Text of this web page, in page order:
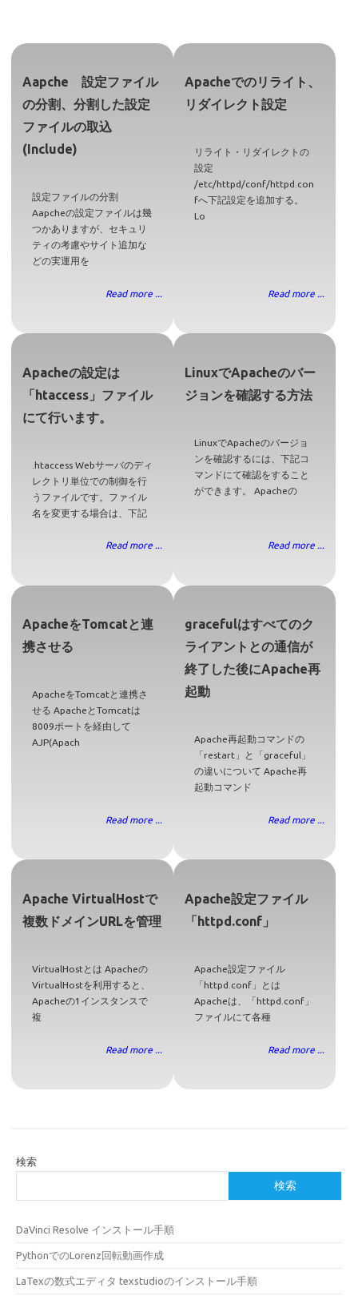
Aapche 設定ファイル
の分割、分割した設定
ファイルの取込
(Include)
設定ファイルの分割
Aapcheの設定ファイルは幾
つかありますが、セキュリ
ティの考慮やサイト追加な
どの実運用を
Read more ...
Apacheでのリライト、
リダイレクト設定
リライト・リダイレクトの
設定
/etc/httpd/conf/httpd.con
fへ下記設定を追加する。
Lo
Read more ...
Apacheの設定は
「htaccess」ファイル
にて行います。
.htaccess Webサーバのディ
レクトリ単位での制御を行
うファイルです。ファイル
名を変更する場合は、下記
Read more ...
LinuxでApacheのバー
ジョンを確認する方法
LinuxでApacheのバージョ
ンを確認するには、下記コ
マンドにて確認をすること
ができます。 Apacheの
Read more ...
ApacheをTomcatと連
携させる
ApacheをTomcatと連携さ
せる ApacheとTomcatは
8009ポートを経由して
AJP(Apach
Read more ...
gracefulはすべてのク
ライアントとの通信が
終了した後にApache再
起動
Apache再起動コマンドの
「restart」と「graceful」
の違いについて Apache再
起動コマンド
Read more ...
Apache VirtualHostで
複数ドメインURLを管理
VirtualHostとは Apacheの
VirtualHostを利用すると、
Apacheの1インスタンスで
複
Read more ...
Apache設定ファイル
「httpd.conf」
Apache設定ファイル
「httpd.conf」とは
Apacheは、「httpd.conf」
ファイルにて各種
Read more ...
検索
検索
DaVinci Resolve インストール手順
PythonでのLorenz回転動画作成
LaTexの数式エディタ texstudioのインストール手順